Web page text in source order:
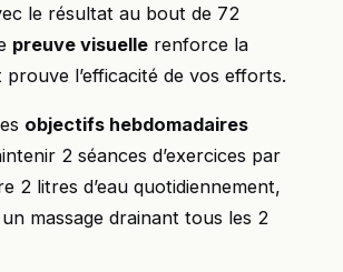
le résultat au bout de 72
preuve visuelle renforce la
l’efficacité de vos efforts.
objectifs hebdomadaires
2 séances d’exercices par
2 litres d’eau quotidiennement,
massage drainant tous les 2